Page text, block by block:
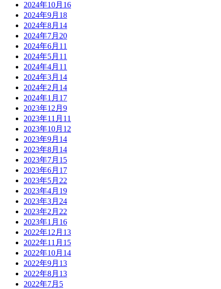
2024年10月 16
2024年9月 18
2024年8月 14
2024年7月 20
2024年6月 11
2024年5月 11
2024年4月 11
2024年3月 14
2024年2月 14
2024年1月 17
2023年12月 9
2023年11月 11
2023年10月 12
2023年9月 14
2023年8月 14
2023年7月 15
2023年6月 17
2023年5月 22
2023年4月 19
2023年3月 24
2023年2月 22
2023年1月 16
2022年12月 13
2022年11月 15
2022年10月 14
2022年9月 13
2022年8月 13
2022年7月 5